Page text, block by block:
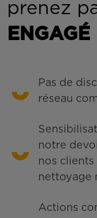
prenez
ENGAGÉ
Pas de
réseau
notre
nos
nettoyage
Actions